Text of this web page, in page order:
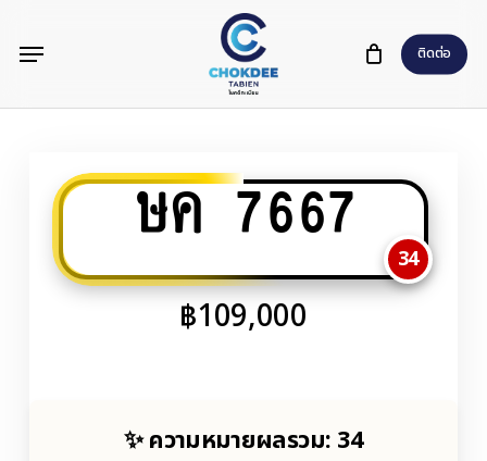
content
ติดต่อ
Menu
ษค 7667
34
฿109,000
✨ ความหมายผลรวม: 34